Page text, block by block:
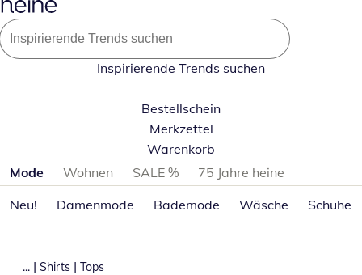
Inspirierende Trends suchen
Bestellschein
Merkzettel
Warenkorb
Produktkategorien überspringen
Mode Wohnen SALE %
75 Jahre heine
Neu!
Damenmode Bademode Wäsche Schuhe
... | Shirts | Tops